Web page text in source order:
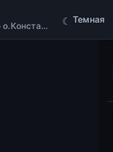
По благословению о.Константина ☾ Темная